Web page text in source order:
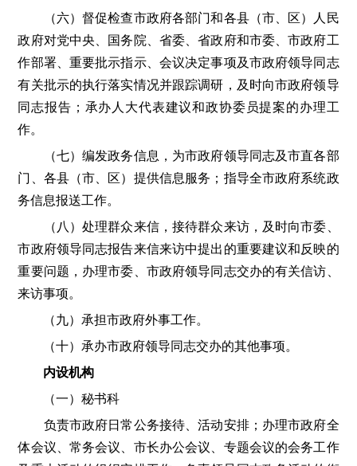
（六）督促检查市政府各部门和各县（市、区）人民
政府对党中央、国务院、省委、省政府和市委、市政府工
作部署、重要批示指示、会议决定事项及市政府领导同志
有关批示的执行落实情况并跟踪调研，及时向市政府领导
同志报告；承办人大代表建议和政协委员提案的办理工
作。
（七）编发政务信息，为市政府领导同志及市直各部
门、各县（市、区）提供信息服务；指导全市政府系统政
务信息报送工作。
（八）处理群众来信，接待群众来访，及时向市委、
市政府领导同志报告来信来访中提出的重要建议和反映的
重要问题，办理市委、市政府领导同志交办的有关信访、
来访事项。
（九）承担市政府外事工作。
（十）承办市政府领导同志交办的其他事项。
内设机构
（一）秘书科
负责市政府日常公务接待、活动安排；办理市政府全
体会议、常务会议、市长办公会议、专题会议的会务工作